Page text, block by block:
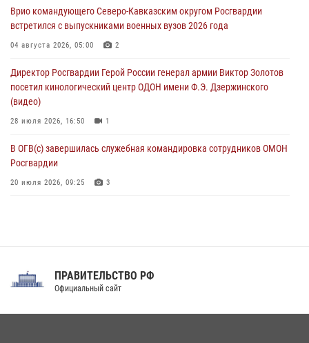
добычу биоресурсов
06 августа 2026, 05:12
06 августа 2026, 05:00
Врио командующего Северо-Кавказским округом Росгвардии
встретился с выпускниками военных вузов 2026 года
04 августа 2026, 05:00 2
Директор Росгвардии Герой России генерал армии Виктор Золотов
посетил кинологический центр ОДОН имени Ф.Э. Дзержинского
(видео)
28 июля 2026, 16:50 1
В ОГВ(с) завершилась служебная командировка сотрудников ОМОН
Росгвардии
20 июля 2026, 09:25 3
Праздник «Один день с Росгвардией» к 105-летию Центрального
ПРАВИТЕЛЬСТВО РФ
Официальный сайт